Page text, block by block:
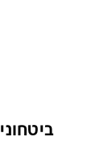
ביטחוני